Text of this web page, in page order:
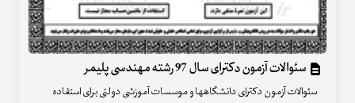
سئوالات آزمون دکترای سال 97 رشته مهندسی پلیمر
سئوالات آزمون دکترای دانشگاهها و موسسات آموزشی دولتی برای استفاده